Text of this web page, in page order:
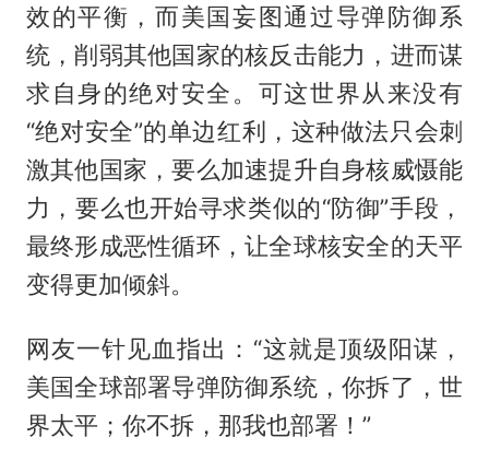
效的平衡，而美国妄图通过导弹防御系
统，削弱其他国家的核反击能力，进而谋
求自身的绝对安全。可这世界从来没有
“绝对安全”的单边红利，这种做法只会刺
激其他国家，要么加速提升自身核威慑能
力，要么也开始寻求类似的“防御”手段，
最终形成恶性循环，让全球核安全的天平
变得更加倾斜。
网友一针见血指出：“这就是顶级阳谋，
美国全球部署导弹防御系统，你拆了，世
界太平；你不拆，那我也部署！”